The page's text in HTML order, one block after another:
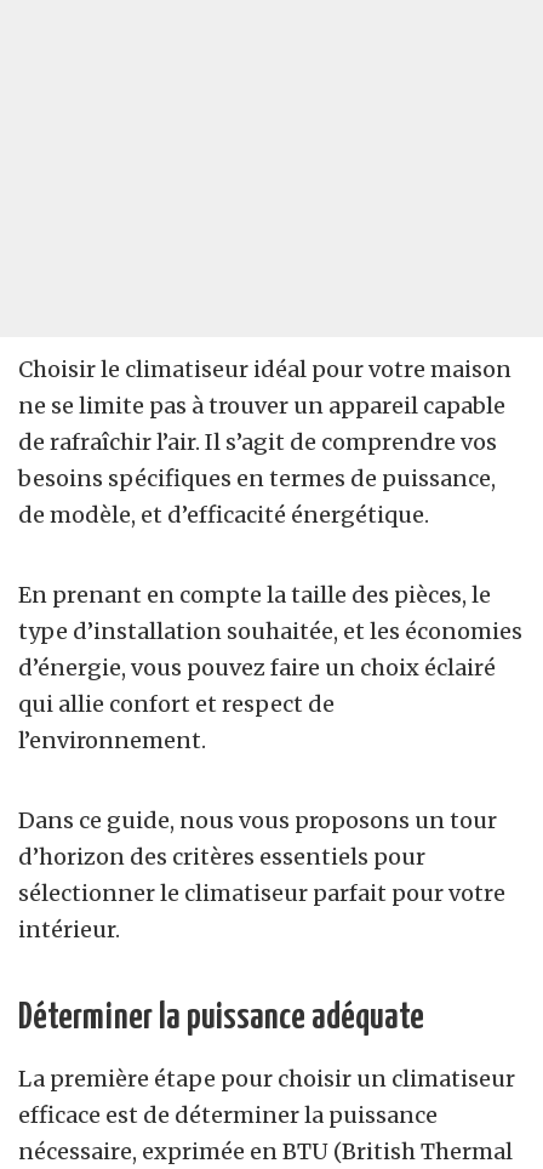
Choisir le climatiseur idéal pour votre maison
ne se limite pas à trouver un appareil capable
de rafraîchir l’air. Il s’agit de comprendre vos
besoins spécifiques en termes de puissance,
de modèle, et d’efficacité énergétique.
En prenant en compte la taille des pièces, le
type d’installation souhaitée, et les économies
d’énergie, vous pouvez faire un choix éclairé
qui allie confort et respect de
l’environnement.
Dans ce guide, nous vous proposons un tour
d’horizon des critères essentiels pour
sélectionner le climatiseur parfait pour votre
intérieur.
Déterminer la puissance adéquate
La première étape pour choisir un climatiseur
efficace est de déterminer la puissance
nécessaire, exprimée en BTU (British Thermal